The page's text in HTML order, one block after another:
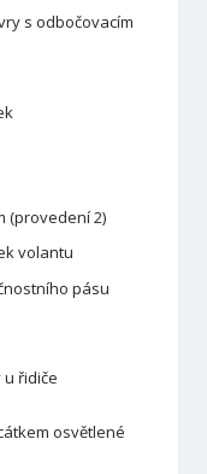
s odbočovacím
(provedení 2)
volantu
pásu
u řidiče
osvětlené